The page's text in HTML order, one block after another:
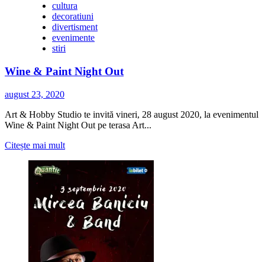
cultura
decoratiuni
divertisment
evenimente
stiri
Wine & Paint Night Out
august 23, 2020
Art & Hobby Studio te invită vineri, 28 august 2020, la evenimentul
Wine & Paint Night Out pe terasa Art...
Citește mai multCitește
despre
Wine
&
Paint
Night
Out